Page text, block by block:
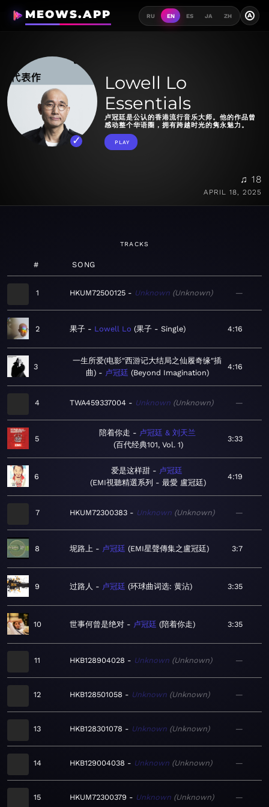
MEOWS.APP RU EN ES JA ZH A
Lowell Lo
Essentials
卢冠廷是公认的香港流行音乐大师。他的作品曾
感动整个华语圈，拥有跨越时光的隽永魅力。
PLAY
♫ 18
APRIL 18, 2025
TRACKS
# SONG
1 HKUM72500125 Unknown Unknown —
2 果子 Lowell Lo 果子 - Single 4:16
3
一生所爱(电影"西游记大结局之仙履奇缘"插
曲)
卢冠廷 Beyond Imagination
4:16
4 TWA459337004 Unknown Unknown —
5
陪着你走
卢冠廷 & 刘天兰
百代经典101, Vol. 1
3:33
6
爱是这样甜
卢冠廷
EMI視聽精選系列 - 最愛 盧冠廷
4:19
7 HKUM72300383 Unknown Unknown —
8 坭路上 卢冠廷 EMI星聲傳集之盧冠廷 3:7
9 过路人 卢冠廷 环球曲词选: 黄沾 3:35
10 世事何曾是绝对 卢冠廷 陪着你走 3:35
11 HKB128904028 Unknown Unknown —
12 HKB128501058 Unknown Unknown —
13 HKB128301078 Unknown Unknown —
14 HKB129004038 Unknown Unknown —
15 HKUM72300379 Unknown Unknown —